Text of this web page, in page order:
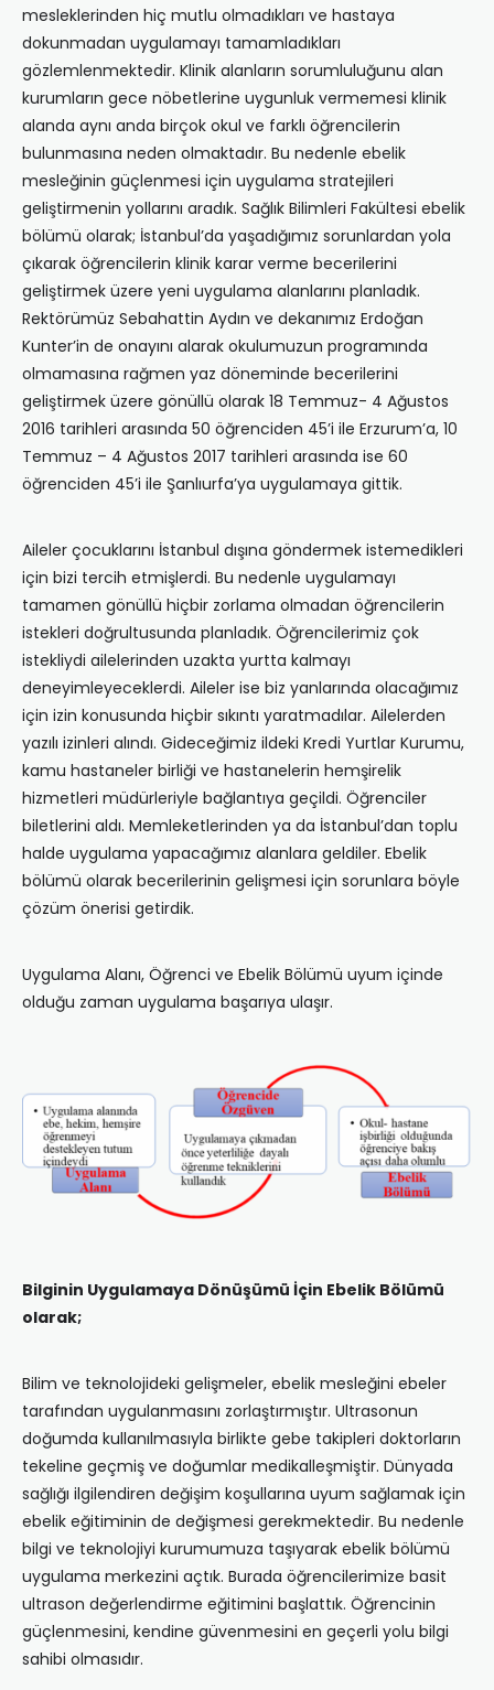
mesleklerinden hiç mutlu olmadıkları ve hastaya
dokunmadan uygulamayı tamamladıkları
gözlemlenmektedir. Klinik alanların sorumluluğunu alan
kurumların gece nöbetlerine uygunluk vermemesi klinik
alanda aynı anda birçok okul ve farklı öğrencilerin
bulunmasına neden olmaktadır. Bu nedenle ebelik
mesleğinin güçlenmesi için uygulama stratejileri
geliştirmenin yollarını aradık. Sağlık Bilimleri Fakültesi ebelik
bölümü olarak; İstanbul’da yaşadığımız sorunlardan yola
çıkarak öğrencilerin klinik karar verme becerilerini
geliştirmek üzere yeni uygulama alanlarını planladık.
Rektörümüz Sebahattin Aydın ve dekanımız Erdoğan
Kunter’in de onayını alarak okulumuzun programında
olmamasına rağmen yaz döneminde becerilerini
geliştirmek üzere gönüllü olarak 18 Temmuz- 4 Ağustos
2016 tarihleri arasında 50 öğrenciden 45’i ile Erzurum’a, 10
Temmuz – 4 Ağustos 2017 tarihleri arasında ise 60
öğrenciden 45’i ile Şanlıurfa’ya uygulamaya gittik.
Aileler çocuklarını İstanbul dışına göndermek istemedikleri
için bizi tercih etmişlerdi. Bu nedenle uygulamayı
tamamen gönüllü hiçbir zorlama olmadan öğrencilerin
istekleri doğrultusunda planladık. Öğrencilerimiz çok
istekliydi ailelerinden uzakta yurtta kalmayı
deneyimleyeceklerdi. Aileler ise biz yanlarında olacağımız
için izin konusunda hiçbir sıkıntı yaratmadılar. Ailelerden
yazılı izinleri alındı. Gideceğimiz ildeki Kredi Yurtlar Kurumu,
kamu hastaneler birliği ve hastanelerin hemşirelik
hizmetleri müdürleriyle bağlantıya geçildi. Öğrenciler
biletlerini aldı. Memleketlerinden ya da İstanbul’dan toplu
halde uygulama yapacağımız alanlara geldiler. Ebelik
bölümü olarak becerilerinin gelişmesi için sorunlara böyle
çözüm önerisi getirdik.
Uygulama Alanı, Öğrenci ve Ebelik Bölümü uyum içinde
olduğu zaman uygulama başarıya ulaşır.
Bilginin Uygulamaya Dönüşümü İçin Ebelik Bölümü
olarak;
Bilim ve teknolojideki gelişmeler, ebelik mesleğini ebeler
tarafından uygulanmasını zorlaştırmıştır. Ultrasonun
doğumda kullanılmasıyla birlikte gebe takipleri doktorların
tekeline geçmiş ve doğumlar medikalleşmiştir. Dünyada
sağlığı ilgilendiren değişim koşullarına uyum sağlamak için
ebelik eğitiminin de değişmesi gerekmektedir. Bu nedenle
bilgi ve teknolojiyi kurumumuza taşıyarak ebelik bölümü
uygulama merkezini açtık. Burada öğrencilerimize basit
ultrason değerlendirme eğitimini başlattık. Öğrencinin
güçlenmesini, kendine güvenmesini en geçerli yolu bilgi
sahibi olmasıdır.